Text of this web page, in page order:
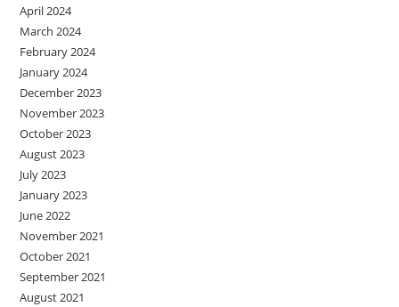
April 2024
March 2024
February 2024
January 2024
December 2023
November 2023
October 2023
August 2023
July 2023
January 2023
June 2022
November 2021
October 2021
September 2021
August 2021